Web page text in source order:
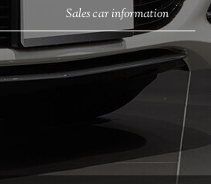
Sales car information